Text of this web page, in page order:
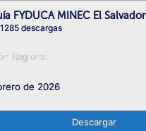
FYDUCA MINEC El Salvador
1285 descargas
Regional
de 2026
Descargar